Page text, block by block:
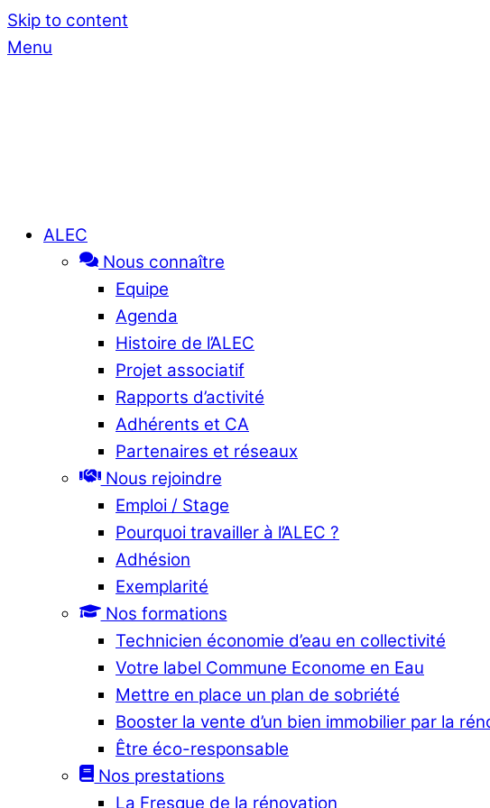
Skip to content
Menu
ALEC
Nous connaître
Equipe
Agenda
Histoire de l’ALEC
Projet associatif
Rapports d’activité
Adhérents et CA
Partenaires et réseaux
Nous rejoindre
Emploi / Stage
Pourquoi travailler à l’ALEC ?
Adhésion
Exemplarité
Nos formations
Technicien économie d’eau en collectivité
Votre label Commune Econome en Eau
Mettre en place un plan de sobriété
Booster la vente d’un bien immobilier par la
Être éco-responsable
Nos prestations
La Fresque de la rénovation